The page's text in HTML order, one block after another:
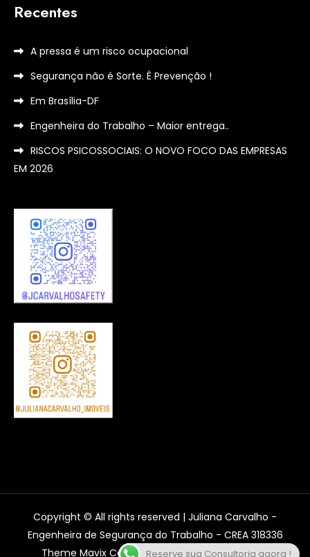
Recentes
A pressa é um risco ocupacional
Segurança não é Sorte. É Prevenção !
Em Brasília-DF
Engenheira do Trabalho – Maior entrega..
RISCOS PSICOSSOCIAIS: O NOVO FOCO DAS EMPRESAS
EM 2026
Copyright © All rights reserved | Juliana Carvalho -
Engenheira de Segurança do Trabalho - CREA 318336
Theme Mavix Construction byCreativ Themes
Reserve sua Consultoria agora !